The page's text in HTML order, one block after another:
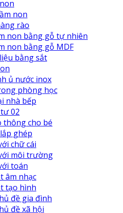
non
rào
non bằng gỗ tự nhiên
non bằng gỗ MDF
bằng sắt
ủ nước inox
phòng học
nhà bếp
02
thông cho bé
ghép
chữ cái
môi trường
toán
âm nhạc
tạo hình
đề gia đình
đề xã hội